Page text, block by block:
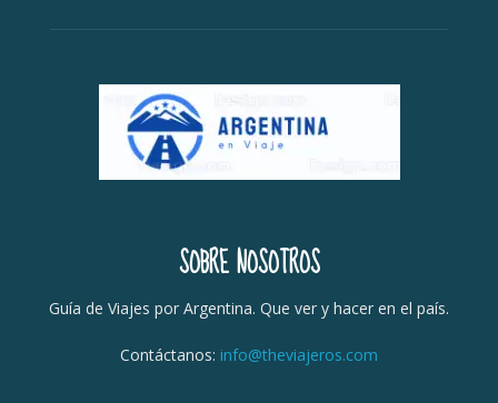
SOBRE NOSOTROS
Guía de Viajes por Argentina. Que ver y hacer en el país.
Contáctanos: info@theviajeros.com